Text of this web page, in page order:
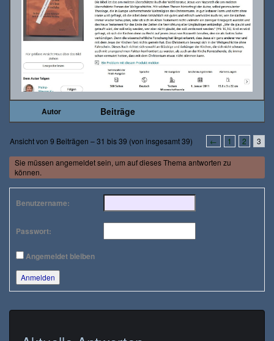
Autor Beiträge
Ansicht von 9 Beiträgen – 31 bis 39 (von insgesamt 39) ← 1 2 3
Sie müssen angemeldet sein, um auf dieses Thema antworten zu
können.
Benutzername:
Passwort:
Angemeldet bleiben
Anmelden